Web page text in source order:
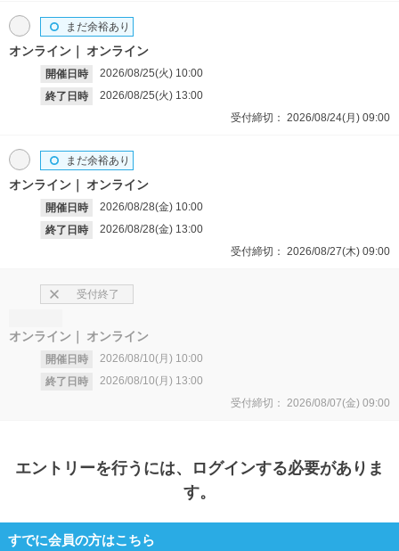
オンライン オンライン
開催日時 2026/08/25(火) 10:00
終了日時
2026/08/25(火) 13:00
まだ余裕あり
受付締切： 2026/08/24(月) 09:00
オンライン オンライン
開催日時 2026/08/28(金) 10:00
終了日時
2026/08/28(金) 13:00
まだ余裕あり
受付締切： 2026/08/27(木) 09:00
オンライン オンライン
開催日時 2026/08/10(月) 10:00
終了日時
2026/08/10(月) 13:00
受付終了
受付締切： 2026/08/07(金) 09:00
エントリーを行うには、ログインする必要がありま
す。
すでに会員の方はこちら